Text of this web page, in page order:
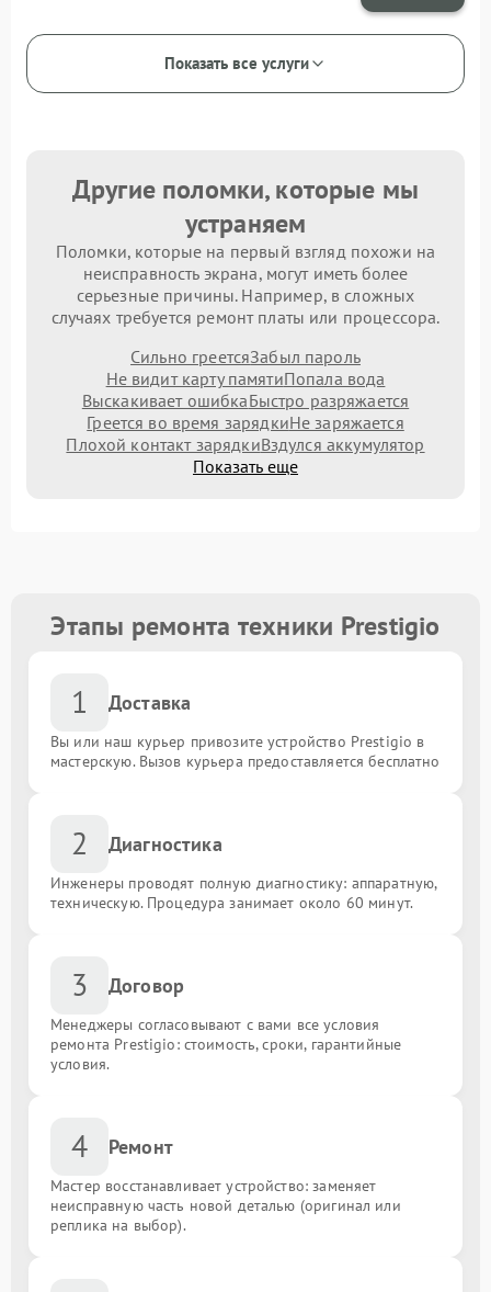
Показать все услуги
Другие поломки, которые мы
устраняем
Поломки, которые на первый взгляд похожи на
неисправность экрана, могут иметь более
серьезные причины. Например, в сложных
случаях требуется ремонт платы или процессора.
Сильно греетсяЗабыл пароль
Не видит карту памятиПопала вода
Выскакивает ошибкаБыстро разряжается
Греется во время зарядкиНе заряжается
Плохой контакт зарядкиВздулся аккумулятор
Показать еще
Этапы ремонта техники Prestigio
1 Доставка
Вы или наш курьер привозите устройство Prestigio в
мастерскую. Вызов курьера предоставляется бесплатно
2 Диагностика
Инженеры проводят полную диагностику: аппаратную,
техническую. Процедура занимает около 60 минут.
3 Договор
Менеджеры согласовывают с вами все условия
ремонта Prestigio: стоимость, сроки, гарантийные
условия.
4 Ремонт
Мастер восстанавливает устройство: заменяет
неисправную часть новой деталью (оригинал или
реплика на выбор).